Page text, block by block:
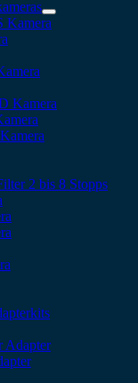
Kamera
Kamera
2 bis 8 Stopps
Adapter